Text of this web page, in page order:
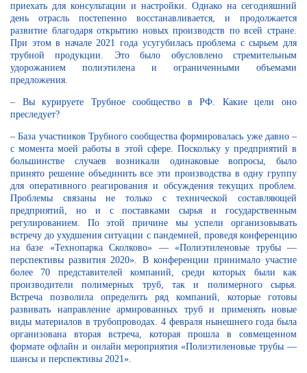
приехать для консультации и настройки. Однако на сегодняшний
день отрасль постепенно восстанавливается, и продолжается
развитие благодаря открытию новых производств по всей стране.
При этом в начале 2021 года усугубилась проблема с сырьем для
трубной продукции. Это было обусловлено стремительным
удорожанием полиэтилена и ограниченными объемами
предложения.
– Вы курируете Трубное сообщество в РФ. Какие цели оно
преследует?
– База участников Трубного сообщества формировалась уже давно –
с момента моей работы в этой сфере. Поскольку у предприятий в
большинстве случаев возникали одинаковые вопросы, было
принято решение объединить все эти производства в одну группу
для оперативного реагирования и обсуждения текущих проблем.
Проблемы связаны не только с технической составляющей
предприятий, но и с поставками сырья и государственным
регулированием. По этой причине мы успели организовывать
встречу до ухудшения ситуации с пандемией, проведя конференцию
на базе «Технопарка Сколково» — «Полиэтиленовые трубы —
перспективы развития 2020». В конференции принимало участие
более 70 представителей компаний, среди которых были как
производители полимерных труб, так и полимерного сырья.
Встреча позволила определить ряд компаний, которые готовы
развивать направление армированных труб и применять новые
виды материалов в трубопроводах. 4 февраля нынешнего года была
организована вторая встреча, которая прошла в совмещенном
формате офлайн и онлайн мероприятия «Полиэтиленовые трубы —
шансы и перспективы 2021».